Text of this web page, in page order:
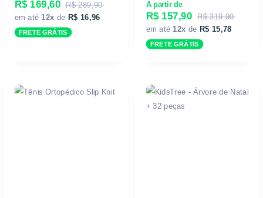
R$ 169,60
R$ 289,90
em até 12x de R$ 16,96
FRETE GRÁTIS
A partir de
R$ 157,90
R$ 319,90
em até 12x de R$ 15,78
FRETE GRÁTIS